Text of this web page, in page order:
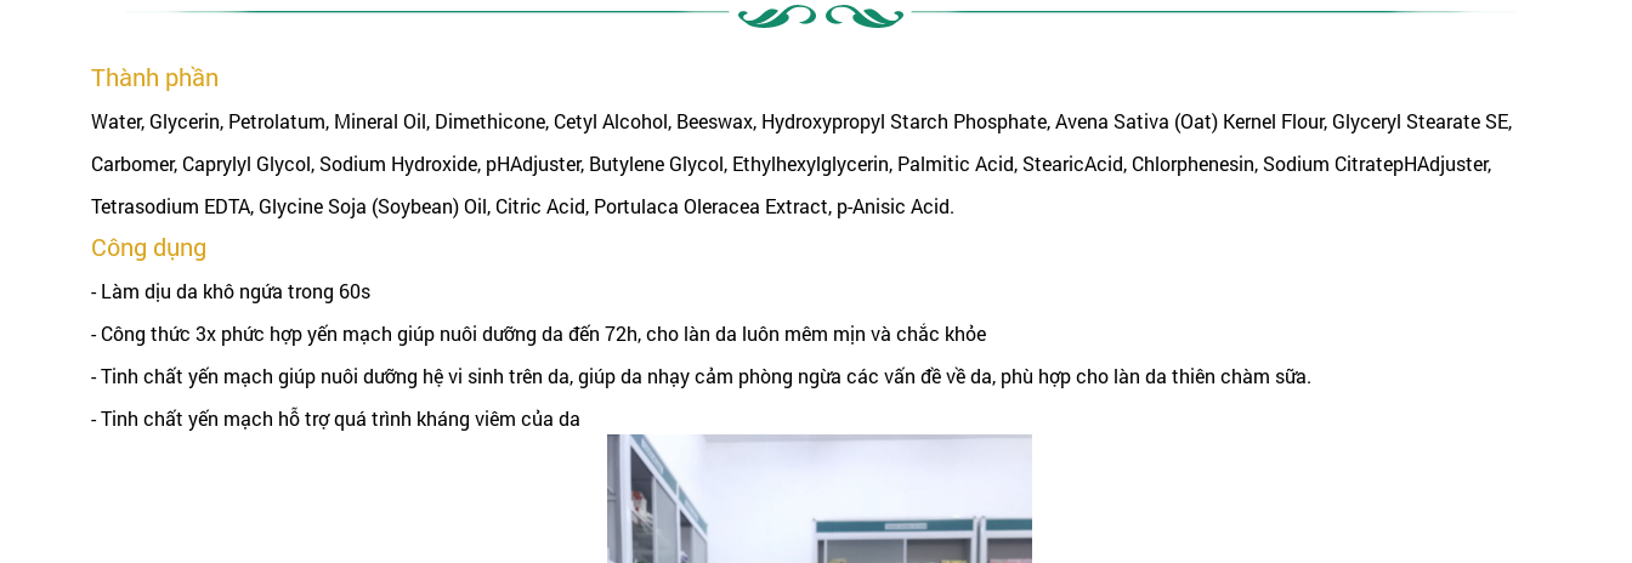
Thành phần
Water, Glycerin, Petrolatum, Mineral Oil, Dimethicone, Cetyl Alcohol, Beeswax, Hydroxypropyl Starch Phosphate, Avena Sativa (Oat) Kernel Flour, Glyceryl Stearate SE,
Carbomer, Caprylyl Glycol, Sodium Hydroxide, pHAdjuster, Butylene Glycol, Ethylhexylglycerin, Palmitic Acid, StearicAcid, Chlorphenesin, Sodium CitratepHAdjuster,
Tetrasodium EDTA, Glycine Soja (Soybean) Oil, Citric Acid, Portulaca Oleracea Extract, p-Anisic Acid.
Công dụng
- Làm dịu da khô ngứa trong 60s
- Công thức 3x phức hợp yến mạch giúp nuôi dưỡng da đến 72h, cho làn da luôn mêm mịn và chắc khỏe
- Tinh chất yến mạch giúp nuôi dưỡng hệ vi sinh trên da, giúp da nhạy cảm phòng ngừa các vấn đề về da, phù hợp cho làn da thiên chàm sữa.
- Tinh chất yến mạch hỗ trợ quá trình kháng viêm của da